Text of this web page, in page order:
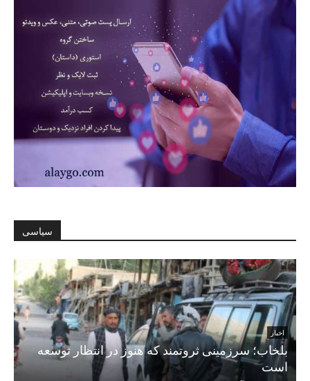
سیاسی
اخبار
بلخاب؛ سرزمینی ثروتمند که هنوز در انتظار توسعه
است